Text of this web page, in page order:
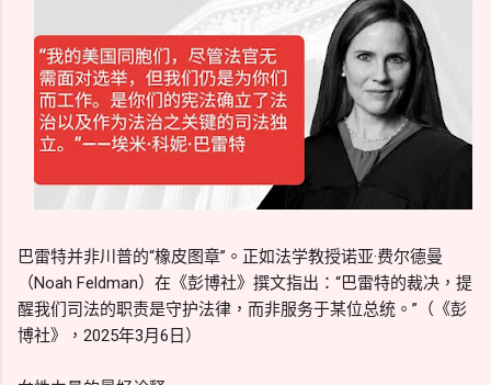
巴雷特并非川普的“橡皮图章”。正如法学教授诺亚·费尔德曼
（Noah Feldman）在《彭博社》撰文指出：“巴雷特的裁决，提
醒我们司法的职责是守护法律，而非服务于某位总统。”（《彭
博社》，2025年3月6日）